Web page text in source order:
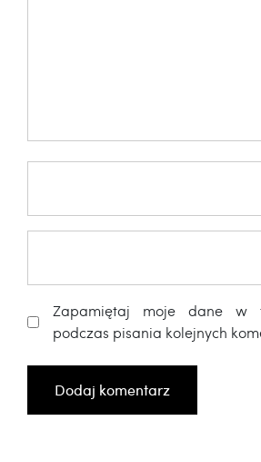
Zapamiętaj moje dane w
podczas pisania kolejnych